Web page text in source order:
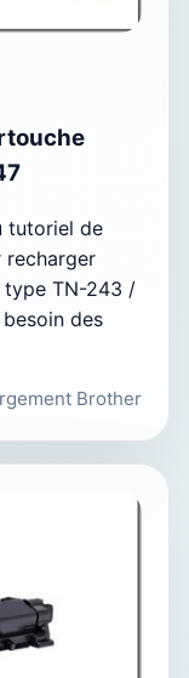
tutoriel de
recharger
TN-243 /
des
Brother